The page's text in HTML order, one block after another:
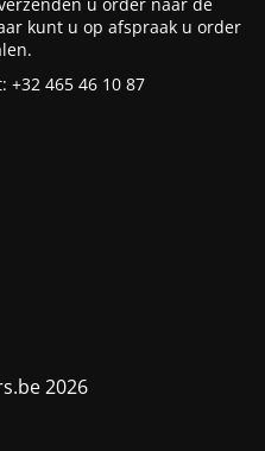
kunt u op afspraak u order
+32 465 46 10 87
2026